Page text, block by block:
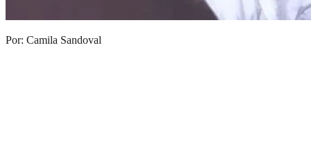
Por: Camila Sandoval